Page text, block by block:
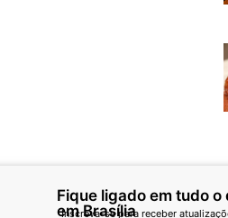
Fique ligado em tudo
em Brasília
Inscreva-se para receber